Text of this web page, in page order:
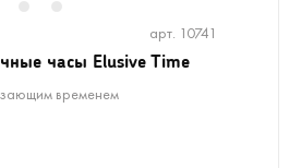
арт. 10741
часы Elusive Time
временем